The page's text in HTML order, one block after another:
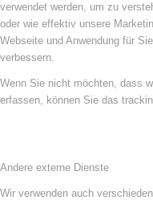
verwendet werden, um zu
oder wie effektiv unsere
Webseite und Anwendung für
verbessern.
Wenn Sie nicht möchten, dass
erfassen, können Sie das
Andere externe Dienste
Wir verwenden auch